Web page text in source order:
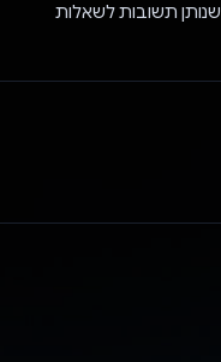
אמת באמצעות Gemini API, וכוללת עוזר AI שנותן תשובות לשאלות